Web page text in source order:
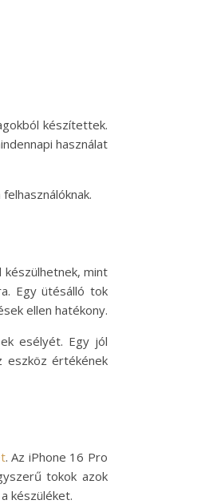
készítettek.
használat
mint
Egy ütésálló tok
ellen hatékony.
esélyét. Egy jól
eszköz értékének
. Az iPhone 16 Pro
tokok azok
készüléket.